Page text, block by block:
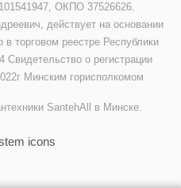
ОКПО 37526626.
действует на основании
торговом реестре Республики
Свидетельство о регистрации
Минским горисполкомом
SantehAll в Минске.